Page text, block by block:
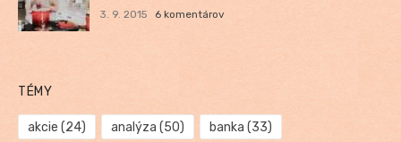
3. 9. 2015 6 komentárov
TÉMY
akcie (24) analýza (50) banka (33)